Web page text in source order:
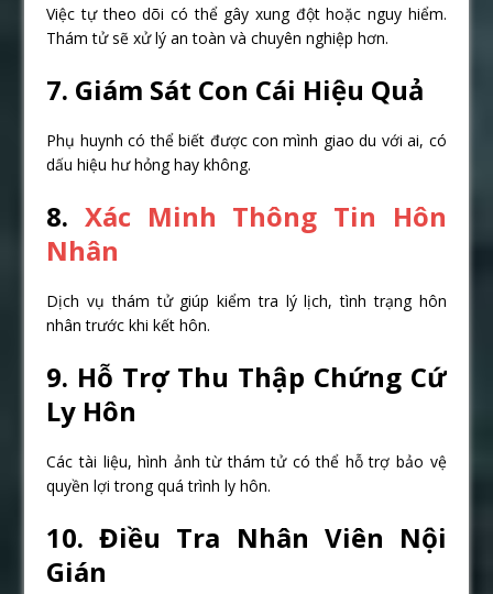
Việc tự theo dõi có thể gây xung đột hoặc nguy hiểm.
Thám tử sẽ xử lý an toàn và chuyên nghiệp hơn.
7. Giám Sát Con Cái Hiệu Quả
Phụ huynh có thể biết được con mình giao du với ai, có
dấu hiệu hư hỏng hay không.
8.Xác Minh Thông Tin Hôn
Nhân
Dịch vụ thám tử giúp kiểm tra lý lịch, tình trạng hôn
nhân trước khi kết hôn.
9. Hỗ Trợ Thu Thập Chứng Cứ
Ly Hôn
Các tài liệu, hình ảnh từ thám tử có thể hỗ trợ bảo vệ
quyền lợi trong quá trình ly hôn.
10. Điều Tra Nhân Viên Nội
Gián